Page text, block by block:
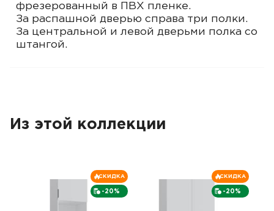
фрезерованный в ПВХ пленке.
За распашной дверью справа три полки.
За центральной и левой дверьми полка со
штангой.
Из этой коллекции
-20%
СКИДКА
-20%
СКИДКА